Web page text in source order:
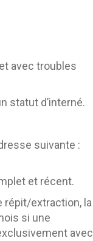
avec troubles
statut d’interné.
suivante :
et récent.
répit/extraction, la
si une
avec